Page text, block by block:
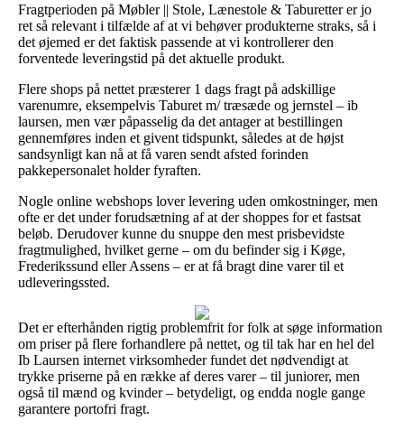
Fragtperioden på Møbler || Stole, Lænestole & Taburetter er jo
ret så relevant i tilfælde af at vi behøver produkterne straks, så i
det øjemed er det faktisk passende at vi kontrollerer den
forventede leveringstid på det aktuelle produkt.
Flere shops på nettet præsterer 1 dags fragt på adskillige
varenumre, eksempelvis Taburet m/ træsæde og jernstel – ib
laursen, men vær påpasselig da det antager at bestillingen
gennemføres inden et givent tidspunkt, således at de højst
sandsynligt kan nå at få varen sendt afsted forinden
pakkepersonalet holder fyraften.
Nogle online webshops lover levering uden omkostninger, men
ofte er det under forudsætning af at der shoppes for et fastsat
beløb. Derudover kunne du snuppe den mest prisbevidste
fragtmulighed, hvilket gerne – om du befinder sig i Køge,
Frederikssund eller Assens – er at få bragt dine varer til et
udleveringssted.
Det er efterhånden rigtig problemfrit for folk at søge information
om priser på flere forhandlere på nettet, og til tak har en hel del
Ib Laursen internet virksomheder fundet det nødvendigt at
trykke priserne på en række af deres varer – til juniorer, men
også til mænd og kvinder – betydeligt, og endda nogle gange
garantere portofri fragt.